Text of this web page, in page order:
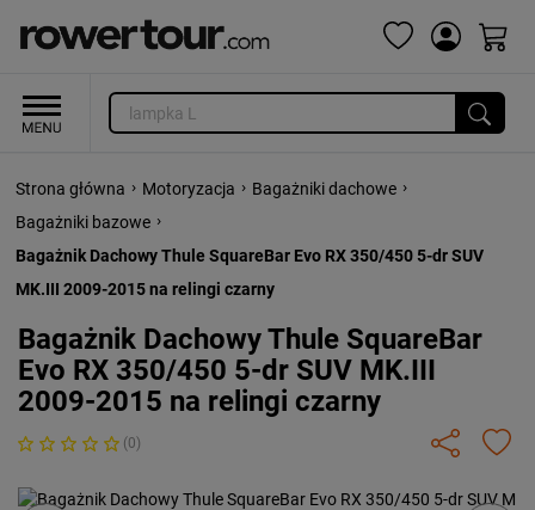
Strona główna › Motoryzacja › Bagażniki dachowe ›
Bagażniki bazowe ›
Bagażnik Dachowy Thule SquareBar Evo RX 350/450 5-dr SUV
MK.III 2009-2015 na relingi czarny
Bagażnik Dachowy Thule SquareBar
Evo RX 350/450 5-dr SUV MK.III
2009-2015 na relingi czarny
(0)
Previous Next